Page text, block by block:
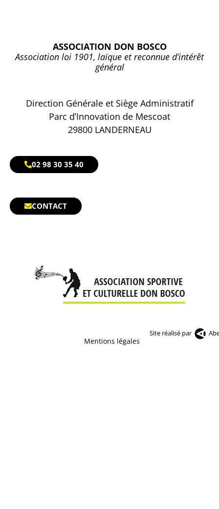
ASSOCIATION DON BOSCO
Association loi 1901, laïque et reconnue d’intérêt
général
Direction Générale et Siège Administratif
Parc d’Innovation de Mescoat
29800 LANDERNEAU
02 98 30 35 40
CONTACT
Mentions légales
Site réalisé par